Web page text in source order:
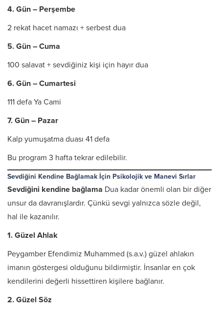
4. Gün – Perşembe
2 rekat hacet namazı + serbest dua
5. Gün – Cuma
100 salavat + sevdiğiniz kişi için hayır dua
6. Gün – Cumartesi
111 defa Ya Cami
7. Gün – Pazar
Kalp yumuşatma duası 41 defa
Bu program 3 hafta tekrar edilebilir.
Sevdiğini Kendine Bağlamak İçin Psikolojik ve Manevi Sırlar
Sevdiğini kendine bağlama Dua kadar önemli olan bir diğer
unsur da davranışlardır. Çünkü sevgi yalnızca sözle değil,
hal ile kazanılır.
1. Güzel Ahlak
Peygamber Efendimiz Muhammed (s.a.v.) güzel ahlakın
imanın göstergesi olduğunu bildirmiştir. İnsanlar en çok
kendilerini değerli hissettiren kişilere bağlanır.
2. Güzel Söz